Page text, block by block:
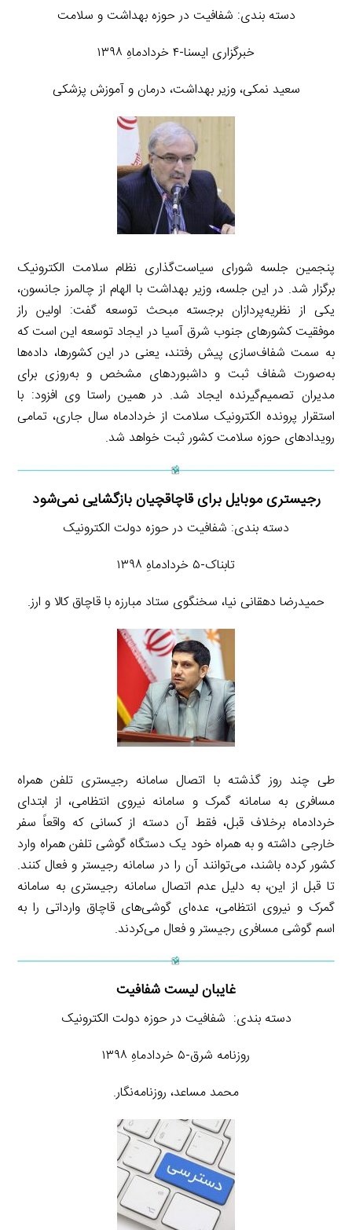
دسته بندی: شفافیت در حوزه بهداشت و سلامت
خبرگزاری ایسنا-۴ خردادماهِ ۱۳۹۸
سعید نمکی، وزیر بهداشت، درمان و آموزش پزشکی
پنجمین جلسه شورای سیاست‌گذاری نظام سلامت الکترونیک
برگزار شد. در این جلسه، وزیر بهداشت با الهام از چالمرز جانسون،
یکی از نظریه‌پردازان برجسته مبحث توسعه گفت: اولین راز
موفقیت کشورهای جنوب شرق آسیا در ایجاد توسعه این است که
به سمت شفاف‌سازی پیش رفتند، یعنی در این کشورها، داده‌ها
به‌صورت شفاف ثبت و داشبوردهای مشخص و به‌روزی برای
مدیران تصمیم‌گیرنده ایجاد شد. در همین راستا وی افزود: با
استقرار پرونده الکترونیک سلامت از خردادماه سال جاری، تمامی
رویدادهای حوزه سلامت کشور ثبت خواهد شد.
رجیستری موبایل برای قاچاقچیان بازگشایی نمی‌شود
دسته بندی: شفافیت در حوزه دولت الکترونیک
تابناک-۵ خردادماهِ ۱۳۹۸
حمیدرضا دهقانی نیا، سخنگوی ستاد مبارزه با قاچاق کالا و ارز.
طی چند روز گذشته با اتصال سامانه رجیستری تلفن همراه
مسافری به سامانه گمرک و سامانه نیروی انتظامی، از ابتدای
خردادماه برخلاف قبل، فقط آن دسته از کسانی که واقعاً سفر
خارجی داشته و به همراه خود یک دستگاه گوشی تلفن همراه وارد
کشور کرده باشند، می‌توانند آن را در سامانه رجیستر و فعال کنند.
تا قبل از این، به دلیل عدم اتصال سامانه رجیستری به سامانه
گمرک و نیروی انتظامی، عده‌ای گوشی‌های قاچاق وارداتی را به
اسم گوشی مسافری رجیستر و فعال می‌کردند.
غایبان لیست شفافیت
دسته بندی: شفافیت در حوزه دولت الکترونیک
روزنامه شرق-۵ خردادماهِ ۱۳۹۸
محمد مساعد، روزنامه‌نگار.